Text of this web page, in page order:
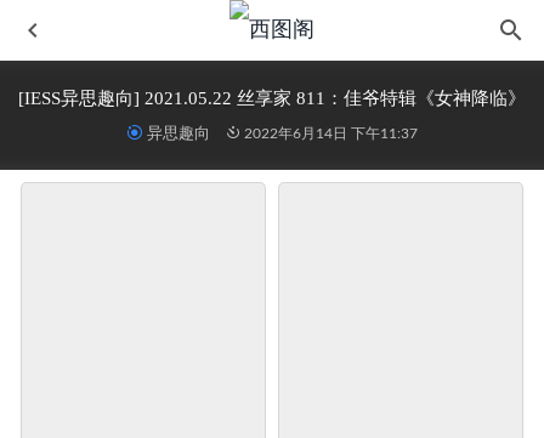
[IESS异思趣向] 2021.05.22 丝享家 811：佳爷特辑《女神降临》
异思趣向 2022年6月14日 下午11:37